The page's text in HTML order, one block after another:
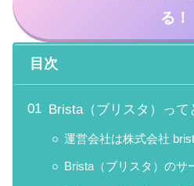
る！
目次
Brista（ブリスタ）って
運営会社は株式会社
Brista（ブリスタ）のサ